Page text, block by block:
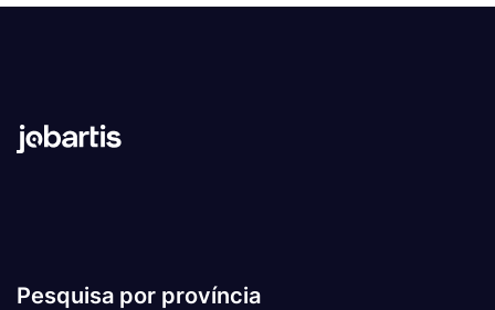
Pesquisa por província